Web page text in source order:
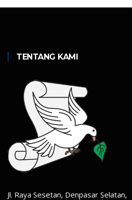
TENTANG KAMI
Jl. Raya Sesetan, Denpasar Selatan,